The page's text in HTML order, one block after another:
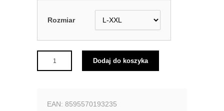
Rozmiar
Dodaj do koszyka
EAN: 8595570193235